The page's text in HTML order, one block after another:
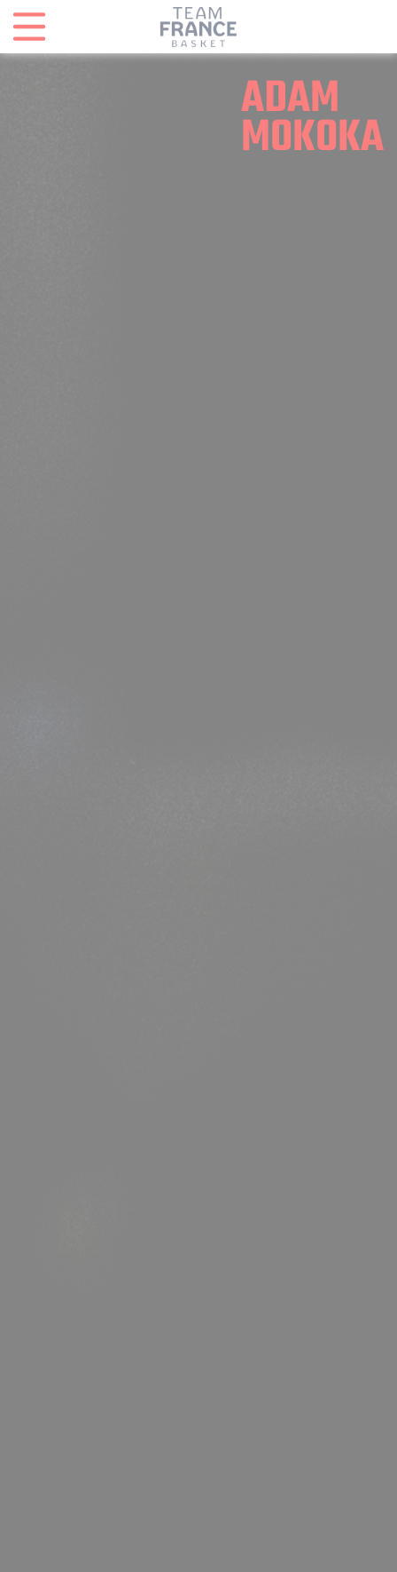
ADAM
MOKOKA
Panneau de gestion des cookies